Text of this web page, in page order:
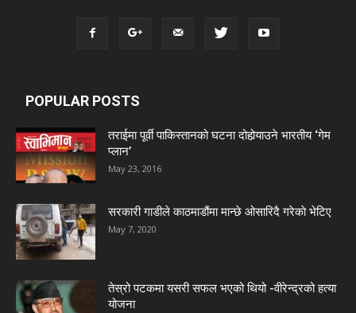
POPULAR POSTS
तराईमा पूर्वी पाकिस्तानको घटना दोहोर्‍याउने भारतीय ‘गेम
प्लान’
May 23, 2016
सरकारी गाडीले काठमाडौंमा मान्छे ओसारिदै गरेकाे भेटिए
May 7, 2020
तेस्रो पटकमा यसरी सफल भएको थियो -वीरेन्द्रको हत्या
योजना